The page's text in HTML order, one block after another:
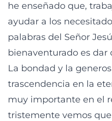
he enseñado que,
ayudar a los
palabras del Señor
bienaventurado es dar
La bondad y la
trascendencia en la
muy importante en el
tristemente vemos